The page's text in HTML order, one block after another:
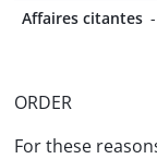
Affaires citantes -
ORDER
For these